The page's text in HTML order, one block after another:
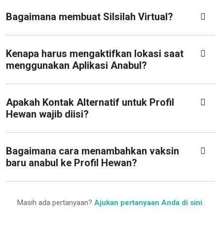
Bagaimana membuat Silsilah Virtual?
Kenapa harus mengaktifkan lokasi saat
menggunakan Aplikasi Anabul?
Apakah Kontak Alternatif untuk Profil
Hewan wajib diisi?
Bagaimana cara menambahkan vaksin
baru anabul ke Profil Hewan?
Masih ada pertanyaan? Ajukan pertanyaan Anda di sini.